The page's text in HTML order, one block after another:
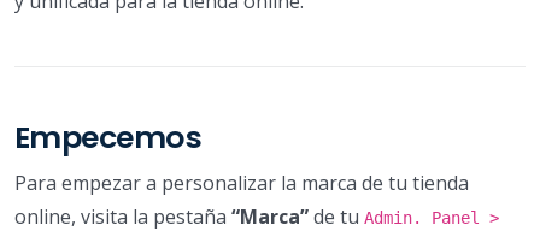
Empecemos
Para empezar a personalizar la marca de tu tienda
online, visita la pestaña “Marca”de tu Admin. Panel >